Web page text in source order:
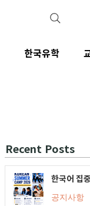
Recent Posts
한국어 집
공지사항
한국유학